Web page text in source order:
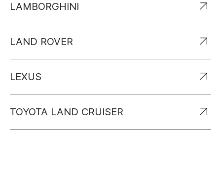
LAMBORGHINI
LAND ROVER
LEXUS
TOYOTA LAND CRUISER